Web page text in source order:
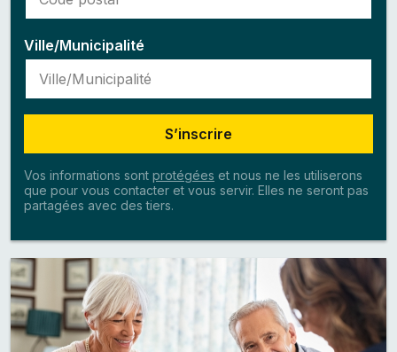
Ville/Municipalité
S’inscrire
Vos informations sont protégées et nous ne les utiliserons
que pour vous contacter et vous servir. Elles ne seront pas
partagées avec des tiers.